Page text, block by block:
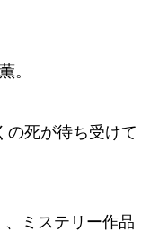
。
の死が待ち受けて
ミステリー作品